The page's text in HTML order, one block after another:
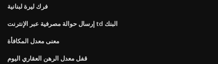
فرك ليرة لبنانية
إرسال حوالة مصرفية عبر الإنترنت td البنك
معنى معدل المكافأة
قفل معدل الرهن العقاري اليوم